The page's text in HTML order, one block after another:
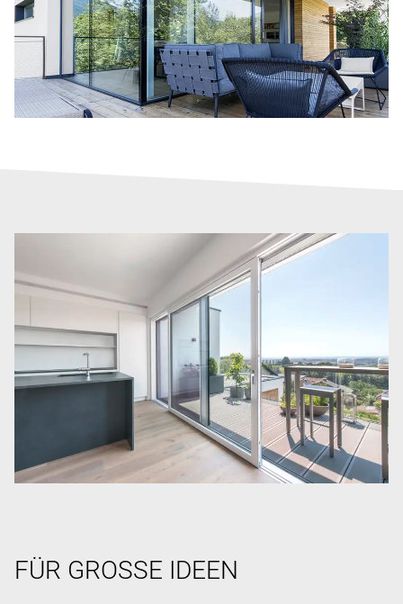
FÜR GROSSE IDEEN